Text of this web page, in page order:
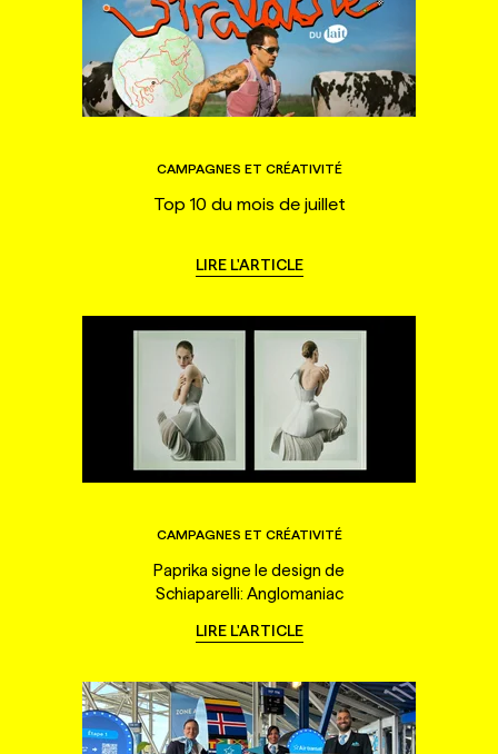
CAMPAGNES ET CRÉATIVITÉ
Top 10 du mois de juillet
LIRE L'ARTICLE
CAMPAGNES ET CRÉATIVITÉ
Paprika signe le design de
Schiaparelli: Anglomaniac
LIRE L'ARTICLE